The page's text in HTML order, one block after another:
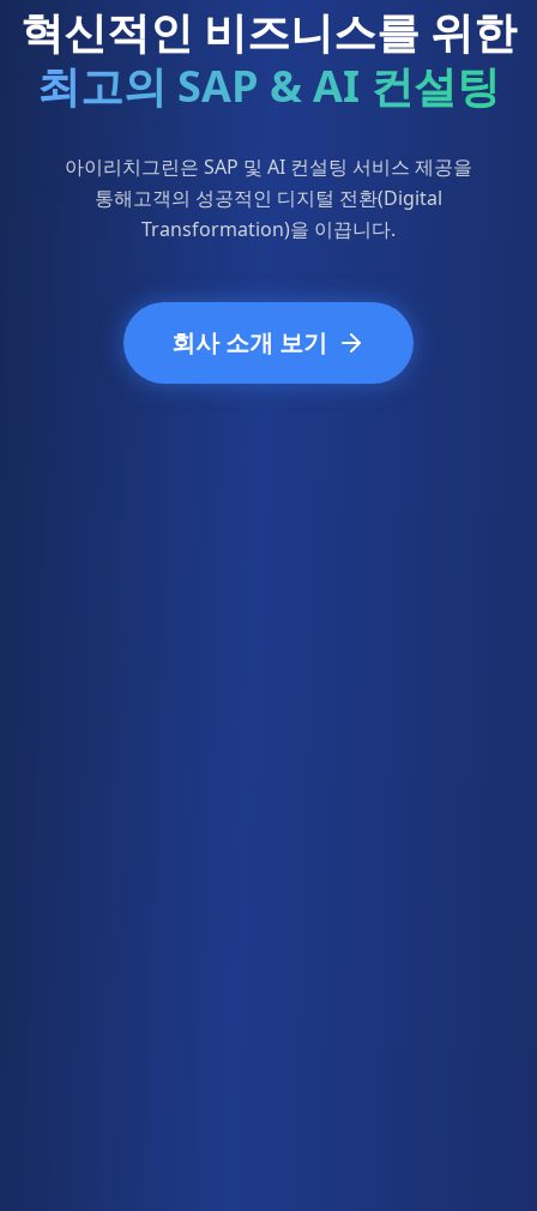
혁신적인 비즈니스를 위한
최고의 SAP & AI 컨설팅
아이리치그린은 SAP 및 AI 컨설팅 서비스 제공을
통해고객의 성공적인 디지털 전환(Digital
Transformation)을 이끕니다.
회사 소개 보기